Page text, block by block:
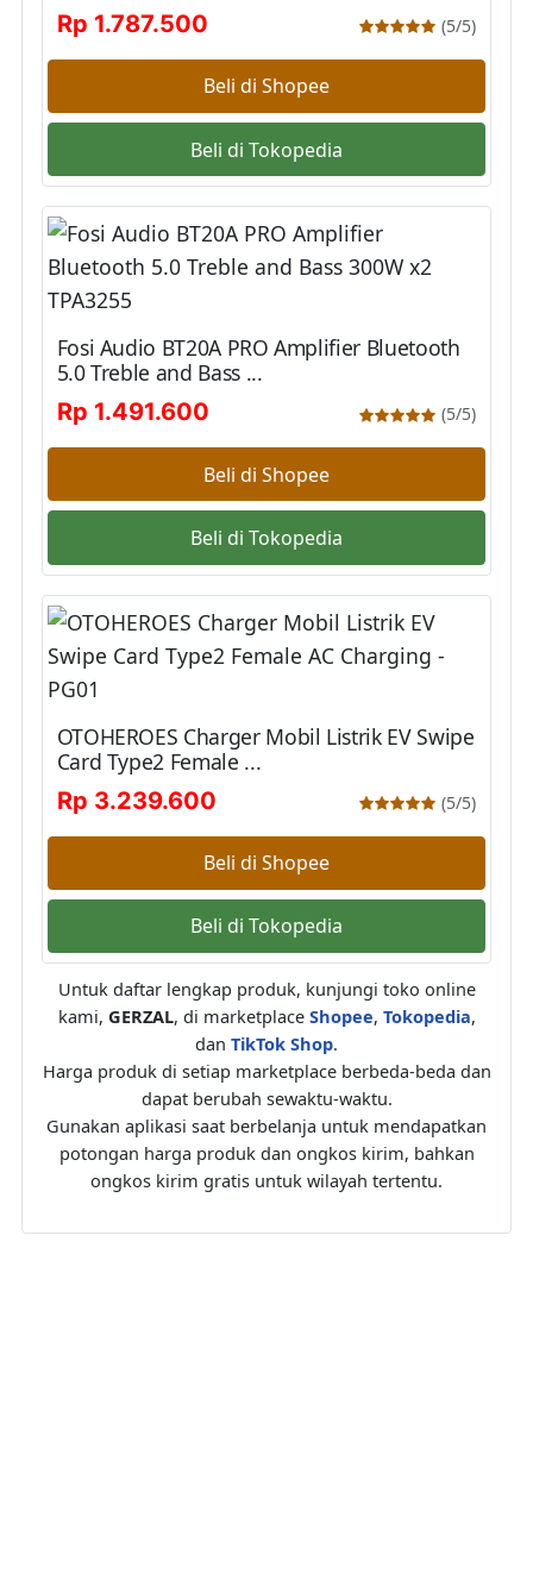
Rp 1.787.500
(5/5)
Beli di Shopee
Beli di Tokopedia
Fosi Audio BT20A PRO Amplifier Bluetooth
5.0 Treble and Bass ...
Rp 1.491.600
(5/5)
Beli di Shopee
Beli di Tokopedia
OTOHEROES Charger Mobil Listrik EV Swipe
Card Type2 Female ...
Rp 3.239.600
(5/5)
Beli di Shopee
Beli di Tokopedia
Untuk daftar lengkap produk, kunjungi toko online
kami, GERZAL, di marketplace Shopee, Tokopedia,
dan TikTok Shop.
Harga produk di setiap marketplace berbeda-beda dan
dapat berubah sewaktu-waktu.
Gunakan aplikasi saat berbelanja untuk mendapatkan
potongan harga produk dan ongkos kirim, bahkan
ongkos kirim gratis untuk wilayah tertentu.